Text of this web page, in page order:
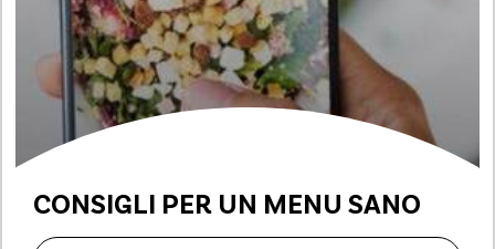
CONSIGLI PER UN MENU SANO